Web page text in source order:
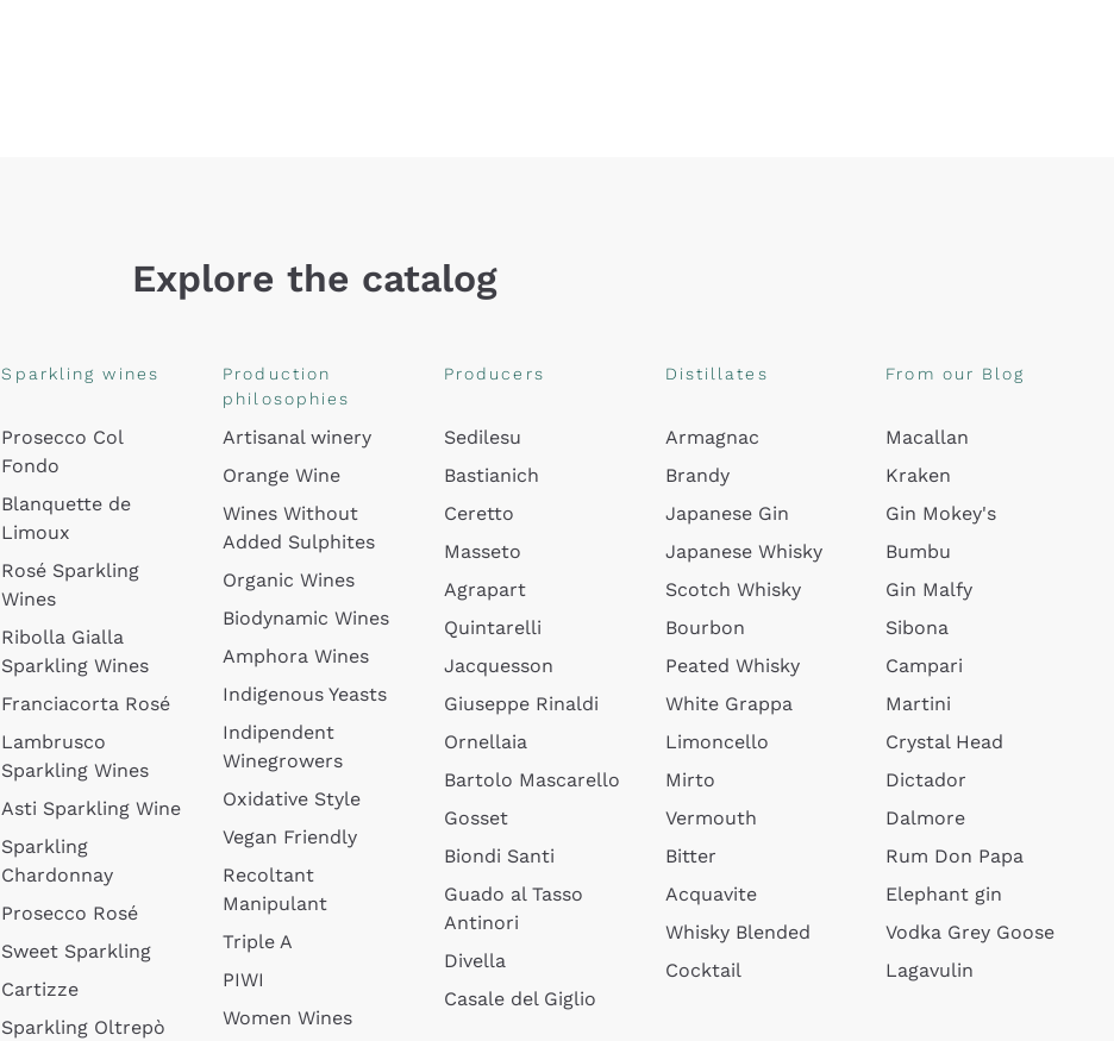
Explore the catalog
Sparkling wines
Prosecco Col
Fondo
Blanquette de
Limoux
Rosé Sparkling
Wines
Ribolla Gialla
Sparkling Wines
Franciacorta Rosé
Lambrusco
Sparkling Wines
Asti Sparkling Wine
Sparkling
Chardonnay
Prosecco Rosé
Sweet Sparkling
Cartizze
Sparkling Oltrepò
Production
philosophies
Artisanal winery
Orange Wine
Wines Without
Added Sulphites
Organic Wines
Biodynamic Wines
Amphora Wines
Indigenous Yeasts
Indipendent
Winegrowers
Oxidative Style
Vegan Friendly
Recoltant
Manipulant
Triple A
PIWI
Women Wines
Producers
Sedilesu
Bastianich
Ceretto
Masseto
Agrapart
Quintarelli
Jacquesson
Giuseppe Rinaldi
Ornellaia
Bartolo Mascarello
Gosset
Biondi Santi
Guado al Tasso
Antinori
Divella
Casale del Giglio
Distillates
Armagnac
Brandy
Japanese Gin
Japanese Whisky
Scotch Whisky
Bourbon
Peated Whisky
White Grappa
Limoncello
Mirto
Vermouth
Bitter
Acquavite
Whisky Blended
Cocktail
From our Blog
Macallan
Kraken
Gin Mokey's
Bumbu
Gin Malfy
Sibona
Campari
Martini
Crystal Head
Dictador
Dalmore
Rum Don Papa
Elephant gin
Vodka Grey Goose
Lagavulin